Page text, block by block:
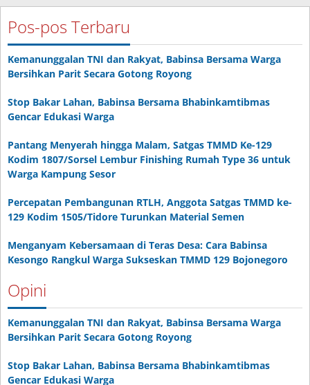
Pos-pos Terbaru
Kemanunggalan TNI dan Rakyat, Babinsa Bersama Warga
Bersihkan Parit Secara Gotong Royong
Stop Bakar Lahan, Babinsa Bersama Bhabinkamtibmas
Gencar Edukasi Warga
Pantang Menyerah hingga Malam, Satgas TMMD Ke-129
Kodim 1807/Sorsel Lembur Finishing Rumah Type 36 untuk
Warga Kampung Sesor
Percepatan Pembangunan RTLH, Anggota Satgas TMMD ke-
129 Kodim 1505/Tidore Turunkan Material Semen
Menganyam Kebersamaan di Teras Desa: Cara Babinsa
Kesongo Rangkul Warga Sukseskan TMMD 129 Bojonegoro
Opini
Kemanunggalan TNI dan Rakyat, Babinsa Bersama Warga
Bersihkan Parit Secara Gotong Royong
Stop Bakar Lahan, Babinsa Bersama Bhabinkamtibmas
Gencar Edukasi Warga